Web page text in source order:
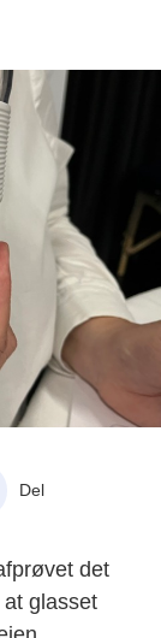
Del
det
glasset